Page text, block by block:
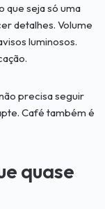
que seja só uma
detalhes. Volume
luminosos.
precisa seguir
Café também é
quase